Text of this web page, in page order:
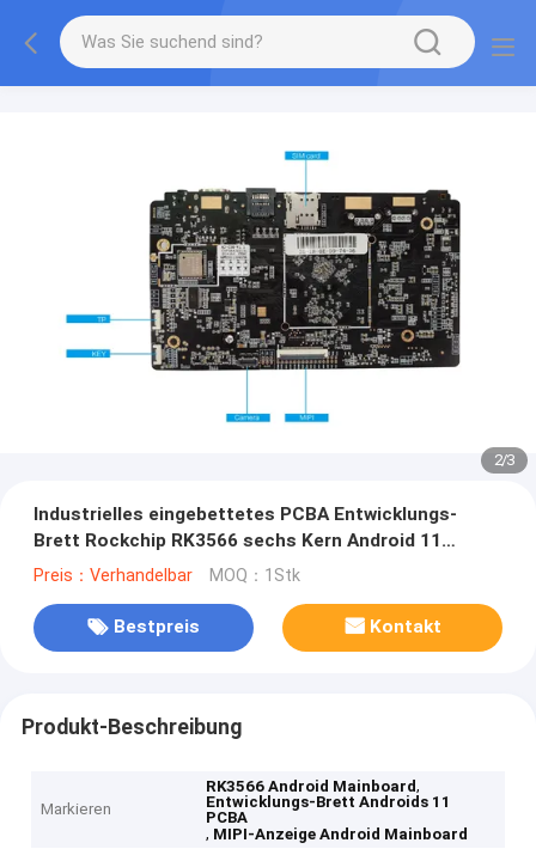
2/3
Industrielles eingebettetes PCBA Entwicklungs-
Brett Rockchip RK3566 sechs Kern Android 11
Mainboard
Preis：Verhandelbar MOQ：1Stk
Bestpreis Kontakt
Produkt-Beschreibung
Markieren
RK3566 Android Mainboard,
Entwicklungs-Brett Androids 11
PCBA
, MIPI-Anzeige Android Mainboard